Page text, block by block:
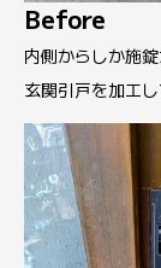
Before
内側からしか施
玄関引戸を加工